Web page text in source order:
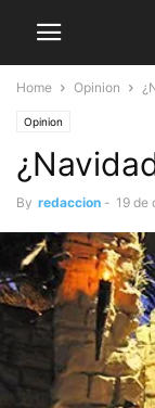
Home Opinion
Opinion
By redaccion - 19 de